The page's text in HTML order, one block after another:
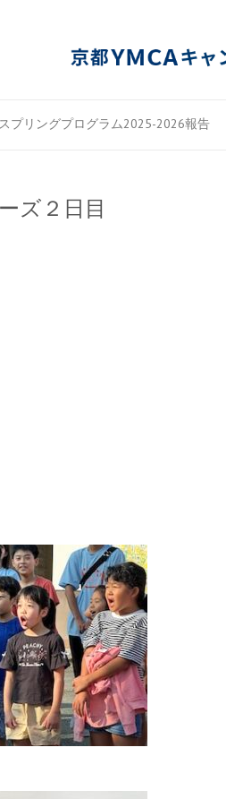
プリングプログラム2025-2026報告
ズ２日目